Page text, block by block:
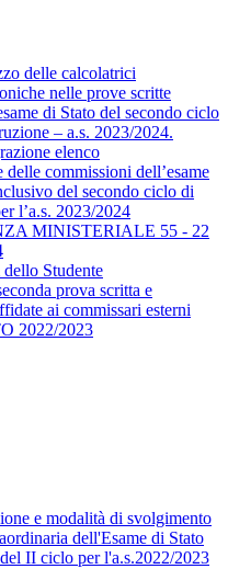
delle calcolatrici
nelle prove scritte
di Stato del secondo ciclo
– a.s. 2023/2024.
elenco
delle commissioni dell’esame
del secondo ciclo di
l’a.s. 2023/2024
MINISTERIALE 55 - 22
Studente
prova scritta e
ai commissari esterni
2022/2023
e modalità di svolgimento
dell'Esame di Stato
II ciclo per l'a.s.2022/2023